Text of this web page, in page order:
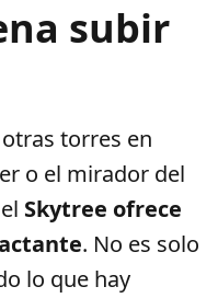
subir
otras torres en
o el mirador del
Skytree ofrece
. No es solo
lo que hay